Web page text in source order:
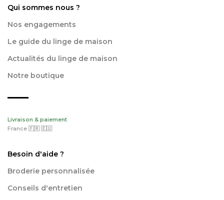
Qui sommes nous ?
Nos engagements
Le guide du linge de maison
Actualités du linge de maison
Notre boutique
Livraison & paiement
France 🇫🇷 🇪🇺
Besoin d'aide ?
Broderie personnalisée
Conseils d'entretien